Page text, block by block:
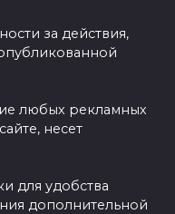
за действия,
любых рекламных
несет
для удобства
дополнительной